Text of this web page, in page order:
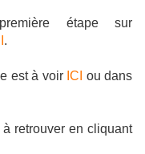
étape sur
.
est à voir ICI ou dans
retrouver en cliquant